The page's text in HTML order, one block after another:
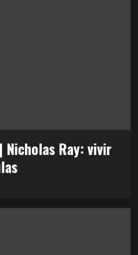
Nicholas Ray: vivir